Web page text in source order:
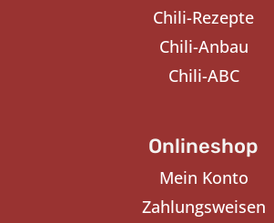
Chili-Rezepte
Chili-Anbau
Chili-ABC
Onlineshop
Mein Konto
Zahlungsweisen